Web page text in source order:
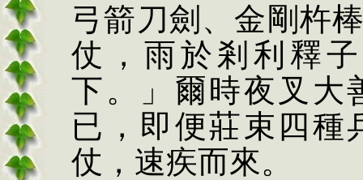
弓箭刀劍、金剛杵
仗，雨於剎利釋
下。」爾時夜叉大
已，即便莊束四種
仗，速疾而來。